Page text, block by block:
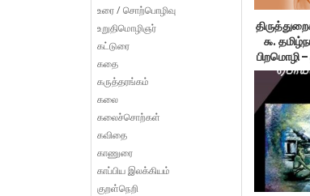
௯.
பிறமொழி
உரை / சொற்பொழிவு
உறுதிமொழிஞர்
கட்டுரை
கதை
கருத்தரங்கம்
கலை
கலைச்சொற்கள்
கவிதை
காணுரை
காப்பிய இலக்கியம்
குறள்நெறி